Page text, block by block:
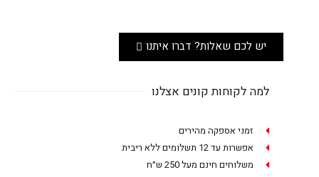
יש לכם שאלות? דברו איתנו
למה לקוחות קונים אצלנו
זמני אספקה מהירים
אפשרות עד 12 תשלומים ללא ריבית
משלוחים חינם מעל 250 ש״ח